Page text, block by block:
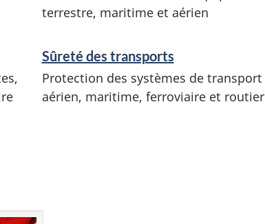
terrestre, maritime et aérien
Sûreté des transports
Protection des systèmes de transport
aérien, maritime, ferroviaire et routier